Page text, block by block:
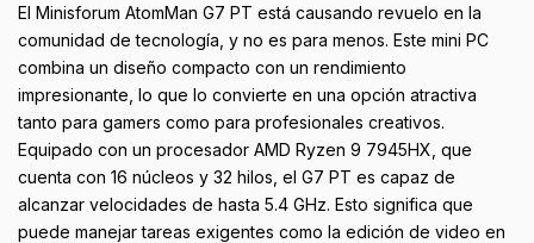
El Minisforum AtomMan G7 PT está causando revuelo en la
comunidad de tecnología, y no es para menos. Este mini PC
combina un diseño compacto con un rendimiento
impresionante, lo que lo convierte en una opción atractiva
tanto para gamers como para profesionales creativos.
Equipado con un procesador AMD Ryzen 9 7945HX, que
cuenta con 16 núcleos y 32 hilos, el G7 PT es capaz de
alcanzar velocidades de hasta 5.4 GHz. Esto significa que
puede manejar tareas exigentes como la edición de video en